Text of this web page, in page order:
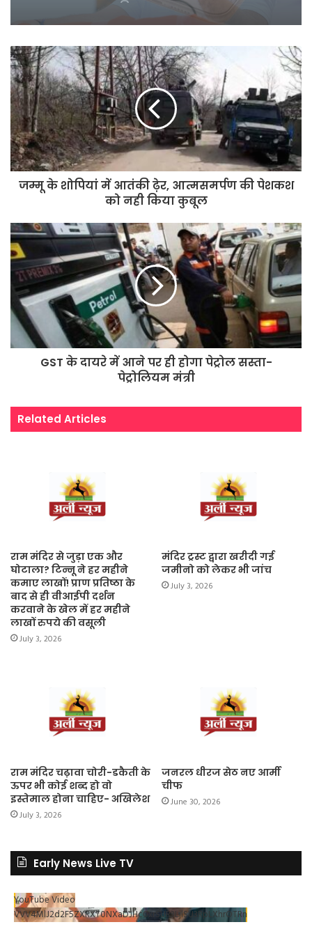
Rahul Gandhi का बड़ा आरोप:
Delimitation से BJP छीनना चाहती है
Tamil Nadu की ताकत
जम्मू के शोपियां में आतंकी ढ़ेर, आत्मसमर्पण की पेशकश
को नही किया कुबूल
GST के दायरे में आने पर ही होगा पेट्रोल सस्ता-
पेट्रोलियम मंत्री
Related Articles
राम मंदिर से जुड़ा एक और
घोटाला? टिन्नू ने हर महीने
कमाए लाखों! प्राण प्रतिष्ठा के
बाद से ही वीआईपी दर्शन
करवाने के खेल में हर महीने
लाखों रुपये की वसूली
July 3, 2026
मंदिर ट्रस्ट द्वारा खरीदी गई
जमीनो को लेकर भी जांच
July 3, 2026
राम मंदिर चढ़ावा चोरी-डकैती के
ऊपर भी कोई शब्द हो वो
इस्तेमाल होना चाहिए- अखिलेश
July 3, 2026
जनरल धीरज सेठ नए आर्मी
चीफ
June 30, 2026
Early News Live TV
YouTube Video
VVV4MlJ2d2F5ZXRXT0NXaDJHc0xrSUR3LjlSU3RpLXhrOTRn